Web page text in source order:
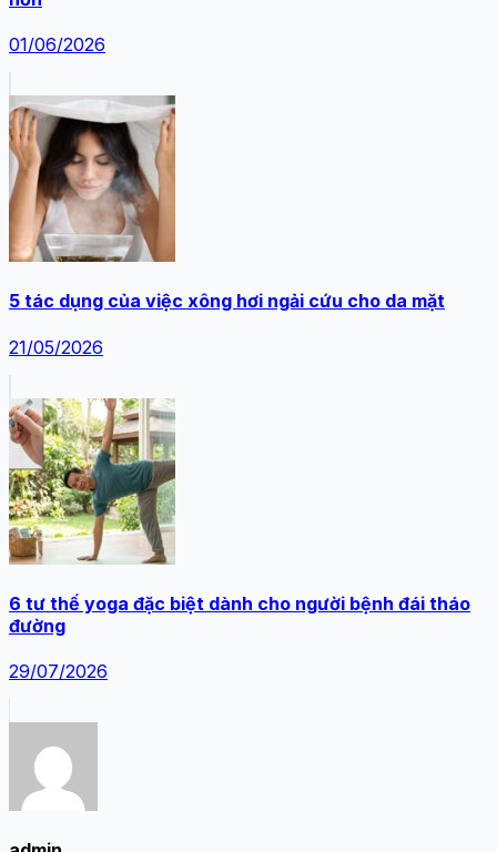
01/06/2026
5 tác dụng của việc xông hơi ngải cứu cho da mặt
21/05/2026
6 tư thế yoga đặc biệt dành cho người bệnh đái tháo
đường
29/07/2026